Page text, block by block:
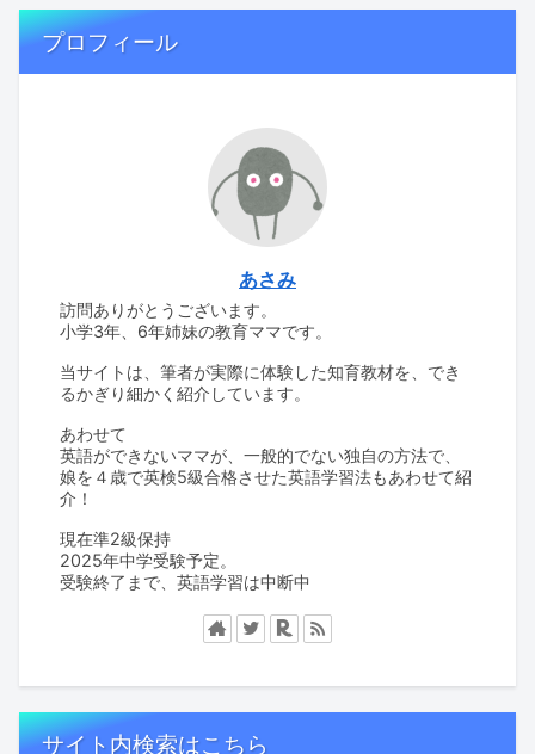
プロフィール
あさみ
訪問ありがとうございます。
小学3年、6年姉妹の教育ママです。
当サイトは、筆者が実際に体験した知育教材を、でき
るかぎり細かく紹介しています。
あわせて
英語ができないママが、一般的でない独自の方法で、
娘を４歳で英検5級合格させた英語学習法もあわせて紹
介！
現在準2級保持
2025年中学受験予定。
受験終了まで、英語学習は中断中
サイト内検索はこちら